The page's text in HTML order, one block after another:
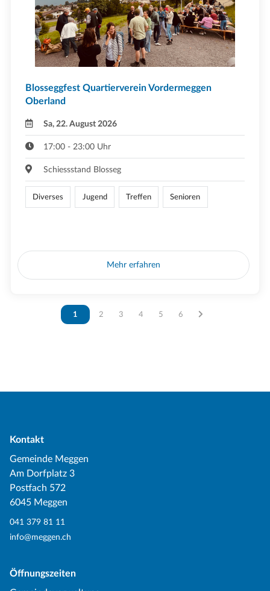
Blosseggfest Quartierverein Vordermeggen
Oberland
Sa, 22. August 2026
17:00 - 23:00 Uhr
Schiessstand Blosseg
Diverses Jugend Treffen Senioren
Mehr erfahren
Vous êtes sur la page
1 Vous êtes sur la page
2 Vous êtes sur la page
3 Vous êtes sur la page
4 Vous êtes sur la page
5 Vous êtes sur la page
6
Kontakt
Gemeinde Meggen
Am Dorfplatz 3
Postfach 572
6045 Meggen
041 379 81 11
info@meggen.ch
Öffnungszeiten